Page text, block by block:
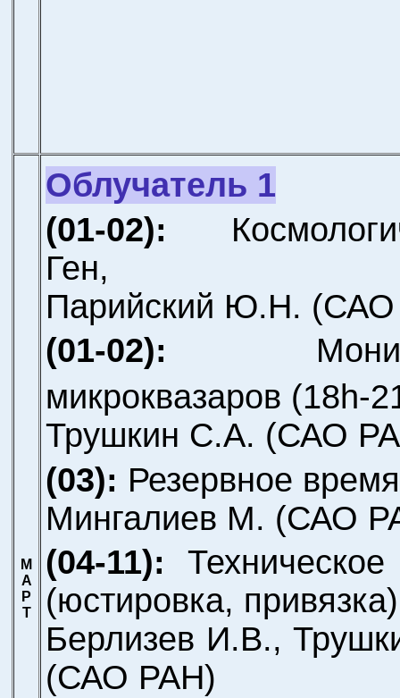
М
А
Р
Т
Облучатель 1
(01-02):
Ген,
Парийский Ю.Н.
(01-02):
микроквазаров (18h-
Трушкин С.А. (САО
(03): Резервное
Мингалиев М. (САО
(04-11):
(юстировка,
Берлизев И.В.,
(САО РАН)